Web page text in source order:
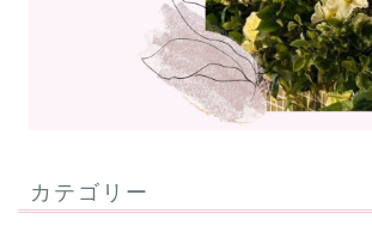
カテゴリー